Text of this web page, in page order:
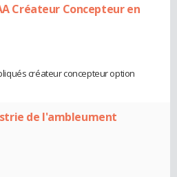
Créateur Concepteur en
créateur concepteur option
de l'ambleument